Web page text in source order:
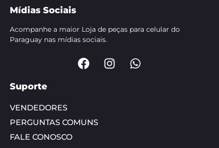
Mídias Sociais
Acompanhe a maior Loja de peças para celular do
Paraguay nas mídias sociais.
Suporte
VENDEDORES
PERGUNTAS COMUNS
FALE CONOSCO